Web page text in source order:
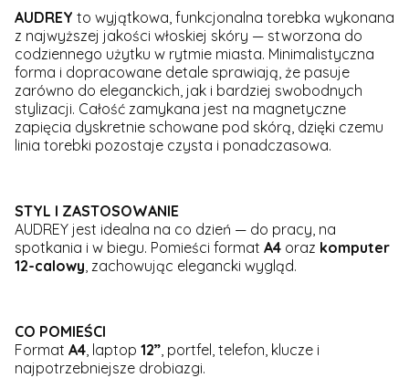
AUDREY to wyjątkowa, funkcjonalna torebka wykonana
z najwyższej jakości włoskiej skóry — stworzona do
codziennego użytku w rytmie miasta. Minimalistyczna
forma i dopracowane detale sprawiają, że pasuje
zarówno do eleganckich, jak i bardziej swobodnych
stylizacji. Całość zamykana jest na magnetyczne
zapięcia dyskretnie schowane pod skórą, dzięki czemu
linia torebki pozostaje czysta i ponadczasowa.
STYL I ZASTOSOWANIE
AUDREY jest idealna na co dzień — do pracy, na
spotkania i w biegu. Pomieści format A4 oraz komputer
12-calowy , zachowując elegancki wygląd.
CO POMIEŚCI
Format A4 , laptop 12” , portfel, telefon, klucze i
najpotrzebniejsze drobiazgi.